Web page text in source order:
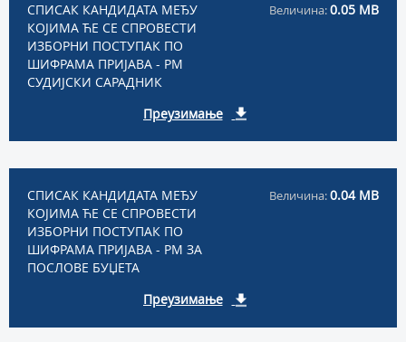
СПИСАК КАНДИДАТА МЕЂУ
КОЈИМА ЋЕ СЕ СПРОВЕСТИ
ИЗБОРНИ ПОСТУПАК ПО
ШИФРАМА ПРИЈАВА - РМ
СУДИЈСКИ САРАДНИК
Величина:0.05 MB
Преузимање
СПИСАК КАНДИДАТА МЕЂУ
КОЈИМА ЋЕ СЕ СПРОВЕСТИ
ИЗБОРНИ ПОСТУПАК ПО
ШИФРАМА ПРИЈАВА - РМ ЗА
ПОСЛОВЕ БУЏЕТА
Величина:0.04 MB
Преузимање